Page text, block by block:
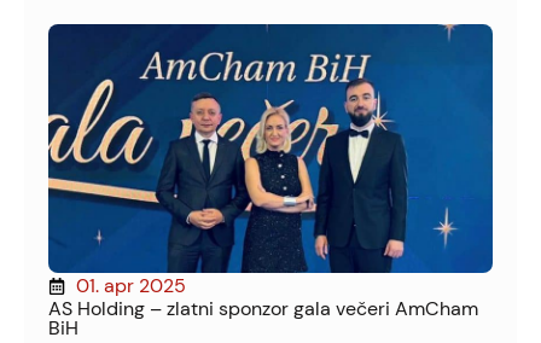
01. apr 2025
AS Holding – zlatni sponzor gala večeri AmCham
BiH